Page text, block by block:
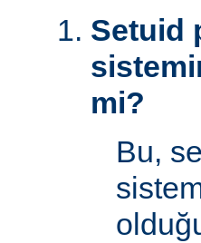
Setuid
mi?
Bu,